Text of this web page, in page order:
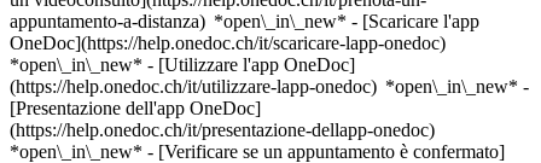
appuntamento-a-distanza) *open\_in\_new* - [Scaricare l'app
OneDoc](https://help.onedoc.ch/it/scaricare-lapp-onedoc)
*open\_in\_new* - [Utilizzare l'app OneDoc]
(https://help.onedoc.ch/it/utilizzare-lapp-onedoc) *open\_in\_new* -
[Presentazione dell'app OneDoc]
(https://help.onedoc.ch/it/presentazione-dellapp-onedoc)
*open\_in\_new* - [Verificare se un appuntamento è confermato](https://help.onedoc.ch/it/verificare-se-un-appuntamento-%C3%A8-confermato) *open\_in\_new* - [Annullare un appuntamento prenotato online su OneDoc](https://help.onedoc.ch/it/annullare-un-appuntamento-prenotato-online-su-onedoc) *open\_in\_new* - [Non ho ricevuto la conferma dell'appuntamento](https://help.onedoc.ch/it/non-ho-ricevuto-la-conferma-dellappuntamento) *open\_in\_new* [Vedi tutti i nostri articoli *open\_in\_new*](https://help.onedoc.ch/it/) # Centre Médico-Chirurgical Vermont - Grand-Pré ![Badge che indica un profilo verificato](https://www.onedoc.ch/assets/images/icons/checkmark.svg) ## Studio medico associato Mappa Presentazione Il team ![Icona fotocamera con simbolo play che indica che il professionista offre videoconsulti](https://www.onedoc.ch/assets/images/icons/video-consultations.svg) ### Video-consulti Centre Médico-Chirurgical Vermont - Grand-Pré offre video-consulti ![Icona paziente con segno più che indica che il professionista accetta nuovi pazienti](https://www.onedoc.ch/assets/images/icons/new-patients.svg) ### Pazienti accettati Centre Médico-Chirurgical Vermont - Grand-Pré accetta nuovi pazienti ![Icona valigetta che annuncia le specialità del professionista](https://www.onedoc.ch/assets/images/icons/specialties.svg) ### Specialità Agopuntura Assistenza infermieristica Cardiologia Chirurgia ortopedica Ginecologia e ostetricia Medicina d'emergenza Medicina delle dipendenze Medicina generale Medicina interna generale Neurologia Nutrizione Nutrizione (MCO) Oftalmologia Pediatria Radiologia [*arrow\_drop\_down*Vedi di più](https://www.onedoc.ch) ![Icona microscopio che annuncia le aree di competenza in cui il professionista è specializzato](https://www.onedoc.ch/assets/images/icons/expertises.svg) ### Competenze Burnout Cefalea ed emicrania Controllo annuale Diabete Dipendenze Distorsione Disturbi del sonno Esame del sangue Esame della vista Esame di idoneità alla guida LIVELLO 1 Faringite Mal di gola | Tonsillite Menopausa Obesità Prevenzione cardiovascolare | CardioCheck | CardioTest Smettere di fumare Tendinite Medicina integrativa [*arrow\_drop\_down*Vedi di più](https://www.onedoc.ch) ![Segnaposto che annuncia la mappa e le informazioni di accesso dello studio](https://www.onedoc.ch/assets/images/icons/map.svg) ### Mappa e informazioni pratiche #### Centre Médico-Chirurgical Vermont - Grand-Pré Rue de Vermont 9A 1202 Ginevra #### Orari di apertura Attualmente aperto – Chiude alle 22:00 *expand\_more* Lunedì: 07:30 - 22:00 Martedì: 07:30 - 22:00 Mercoledì: 07:30 - 22:00 Giovedì: 07:30 - 22:00 Venerdì: 07:30 - 22:00 Sabato: 07:30 - 22:00 Domenica: 07:30 - 22:00 ![Icona documento che annuncia la presentazione dello studio](https://www.onedoc.ch/assets/images/icons/presentation.svg) ### Presentazione ## Il Centre Médical Vermont-Grand-Pré è stato fondato nel 1985. Fornisce un servizio medico e chirurgico __7/7, dalle 7.30 alle 22.00.__ Si trova in una posizione ideale tra la stazione ferroviaria di Ginevra e l'aeroporto di Cointrin, a pochi passi dalla Place des Nations. __Accesso al Centro__ In auto: parcheggio rue Chandieu 9 In autobus: dalla stazione Cornavin, Autobus 8 direzione "Nations", fermata Cannonière Sito web → [Centro Medico-Chirurgico Vermont - Grand-Pré](https://pmv.ch/) [*arrow\_drop\_down*Vedi di più](https://www.onedoc.ch) [](https://assets.onedoc.ch/images/entities/ea43bba49a29b55fa61562df8558136b80a952bc36ca4a47b80a3da5984d6521.jpg)[![Centre Médico-Chirurgical Vermont - Grand-Pré, studio medico associato a Ginevra](https://assets.onedoc.ch/images/entities/c19c562180f7b93606bdd942bc147d8a8f9dc4c4d70f543633ffc513cb439058-small.jpg "Centre Médico-Chirurgical Vermont - Grand-Pré, studio medico associato a Ginevra")](https://assets.onedoc.ch/images/entities/c19c562180f7b93606bdd942bc147d8a8f9dc4c4d70f543633ffc513cb439058.jpg)[![Centre Médico-Chirurgical Vermont - Grand-Pré, studio medico associato a Ginevra](https://assets.onedoc.ch/images/entities/ba8203d06615313f468a7112182b938c389c7c9fc023b762a4504b63fe8e2552-small.jpg "Centre Médico-Chirurgical Vermont - Grand-Pré, studio medico associato a Ginevra")](https://assets.onedoc.ch/images/entities/ba8203d06615313f468a7112182b938c389c7c9fc023b762a4504b63fe8e2552.jpg)[![Centre Médico-Chirurgical Vermont - Grand-Pré, studio medico associato a Ginevra](https://assets.onedoc.ch/images/entities/59b5ff5bfcf4636fe3586ad264aa227f9b574d102bf4dd31291f0247be685e00-small.jpg "Centre Médico-Chirurgical Vermont - Grand-Pré, studio medico associato a Ginevra")](https://assets.onedoc.ch/images/entities/59b5ff5bfcf4636fe3586ad264aa227f9b574d102bf4dd31291f0247be685e00.jpg)[![Centre Médico-Chirurgical Vermont - Grand-Pré, studio medico associato a Ginevra](https://assets.onedoc.ch/images/entities/45014fabc8132e54c3b244a43abf9818ee832b93acec7c8f5fa4f9b100756d45-small.jpg "Centre Médico-Chirurgical Vermont - Grand-Pré, studio medico associato a Ginevra")](https://assets.onedoc.ch/images/entities/45014fabc8132e54c3b244a43abf9818ee832b93acec7c8f5fa4f9b100756d45.jpg) ![Icona gruppo di persone che annuncia l’elenco dei professionisti sanitari dello studio](https://www.onedoc.ch/assets/images/icons/team.svg) ### Il team Cardiologo [![Nadya Popova, cardiologo a Ginevra](https://www.onedoc.ch/assets/images/female.png "Nadya Popova, cardiologo a Ginevra") \ __Dr.ssa Nadya Popova__](https://www.onedoc.ch/it/cardiologo/ginevra/pckb7/dr-nadya-popova) Chirurgo ortopedico [![Nemanja Polic, chirurgo ortopedico a Ginevra](https://www.onedoc.ch/assets/images/male.png "Nemanja Polic, chirurgo ortopedico a Ginevra") \ __Dr. Nemanja Polic__](https://www.onedoc.ch/it/chirurgo-ortopedico/ginevra/pckb6/dr-nemanja-polic) OB-GYN (ostetrico-ginecologo) [![Sabetaj Finci, OB-GYN (ostetrico-ginecologo) a Ginevra](https://www.onedoc.ch/assets/images/male.png "Sabetaj Finci, OB-GYN (ostetrico-ginecologo) a Ginevra") \ __Dr. Sabetaj Finci__](https://www.onedoc.ch/it/ob-gyn-ostetrico-ginecologo/ginevra/pclk8/dr-sabetaj-finci) Specialista in medicina d'emergenza [![URGENCES | CMC Vermont-Grand-Pré, specialista in medicina d'emergenza a Ginevra](https://assets.onedoc.ch/images/users/6465b6e4e5a207a575c2d660dbf7b15e985763912de3490e6ca3d11445f13752-small.jpg "URGENCES | CMC Vermont-Grand-Pré, specialista in medicina d'emergenza a Ginevra") \ __URGENCES | CMC Vermont-Grand-Pré__](https://www.onedoc.ch/it/specialista-in-medicina-d-emergenza/ginevra/pclkj/urgences-cmc-vermont-grand-pre) Medici generici [![Joaquin Baxarias, medico generico a Ginevra](https://www.onedoc.ch/assets/images/male.png "Joaquin Baxarias, medico generico a Ginevra") \ __Dr. Joaquin Baxarias__](https://www.onedoc.ch/it/medico-generico/ginevra/pckdp/dr-joaquin-baxarias) [![Abdelmadjid Benchalgo, medico generico a Ginevra](https://assets.onedoc.ch/images/users/a6e773a6a6a49720e6850df285c52dfa70d45d4e9a6ab2fecfa2c2c40a7435cc-small.jpg "Abdelmadjid Benchalgo, medico generico a Ginevra") \ __Dr. Abdelmadjid Benchalgo__](https://www.onedoc.ch/it/medico-generico/ginevra/pclfi/dr-abdelmadjid-benchalgo) [![Lotfi Dhief, medico generico a Ginevra](https://www.onedoc.ch/assets/images/male.png "Lotfi Dhief, medico generico a Ginevra") \ __Dr. Lotfi Dhief__](https://www.onedoc.ch/it/medico-generico/ginevra/pcvtr/dr-lotfi-dhief) [![Marcel Fencz, medico generico a Ginevra](https://www.onedoc.ch/assets/images/male.png "Marcel Fencz, medico generico a Ginevra") \ __Dr. Marcel Fencz__](https://www.onedoc.ch/it/medico-generico/ginevra/pck9e/dr-marcel-fencz) [![Raffaele Grimaldi, medico generico a Ginevra](https://assets.onedoc.ch/images/users/b43ecff679930d84f5e12e08b5515c0a2942fd0ae812053d9486e79cfc587230-small.png "Raffaele Grimaldi, medico generico a Ginevra") \ __Dr. Raffaele Grimaldi__](https://www.onedoc.ch/it/medico-generico/ginevra/pcwr8/dr-raffaele-grimaldi) [![Daniele Gurrieri, medico generico a Ginevra](https://www.onedoc.ch/assets/images/male.png "Daniele Gurrieri, medico generico a Ginevra") \ __Dr. Daniele Gurrieri__](https://www.onedoc.ch/it/medico-generico/ginevra/pclfu/dr-daniele-gurrieri) [![Salah Keraim, medico generico a Ginevra](https://www.onedoc.ch/assets/images/male.png "Salah Keraim, medico generico a Ginevra") \ __Dr. Salah Keraim__](https://www.onedoc.ch/it/medico-generico/ginevra/pcnl7/dr-salah-keraim) [![Silvin Lito, medico generico a Ginevra](https://assets.onedoc.ch/images/users/86f3d5cd5c4f81788974025b694e39e5e042c79ec84f0ad44dce919e3a2bca22-small.png "Silvin Lito, medico generico a Ginevra") \ __Dr. Silvin Lito__](https://www.onedoc.ch/it/medico-generico/ginevra/pclbk/dr-silvin-lito) [![Vince Nyikus, medico generico a Ginevra](https://www.onedoc.ch/assets/images/male.png "Vince Nyikus, medico generico a Ginevra") \ __Dr. Vince Nyikus__](https://www.onedoc.ch/it/medico-generico/ginevra/pckz8/dr-vince-nyikus) [![Soudabeh Rassouli, medico generico a Ginevra](https://www.onedoc.ch/assets/images/female.png "Soudabeh Rassouli, medico generico a Ginevra") \ __Dr.ssa Soudabeh Rassouli__](https://www.onedoc.ch/it/medico-generico/ginevra/pclfv/dr-soudabeh-rassouli) [![Caroline Sander, medico generico a Ginevra](https://assets.onedoc.ch/images/users/894af4929aa2db404f06c11784be042eeced671360e0fd6dd861665fe14f68e0-small.jpg "Caroline Sander, medico generico a Ginevra") \ __Dr.ssa Caroline Sander__](https://www.onedoc.ch/it/medico-generico/ginevra/pclau/dr-caroline-sander) [![Abdul Wali Zebad, medico generico a Ginevra](https://www.onedoc.ch/assets/images/male.png "Abdul Wali Zebad, medico generico a Ginevra") \ __Dr. Abdul Wali Zebad__](https://www.onedoc.ch/it/medico-generico/ginevra/pclfy/dr-abdul-wali-zebad) Neurologa (incl. specialista in cefalee) [![Jelena Grujic, neurologa (incl. specialista in cefalee) a Ginevra](https://www.onedoc.ch/assets/images/female.png "Jelena Grujic, neurologa (incl. specialista in cefa